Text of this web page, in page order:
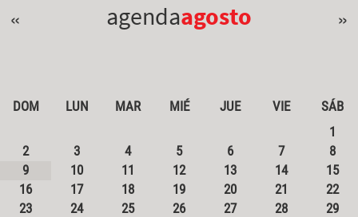
« agendaagosto »
DOM LUN MAR MIÉ JUE VIE
SÁB
1
2
3 4 5 6 7
8
9
10 11 12 13 14
15
16
17 18 19 20 21
22
23
24 25 26 27 28
29